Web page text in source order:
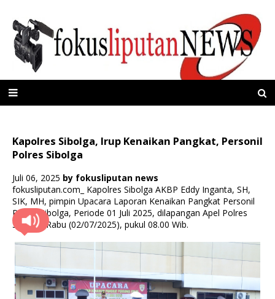
Kapolres Sibolga, Irup Kenaikan Pangkat, Personil
Polres Sibolga
Juli 06, 2025 by fokusliputan news
fokusliputan.com_ Kapolres Sibolga AKBP Eddy Inganta, SH,
SIK, MH, pimpin Upacara Laporan Kenaikan Pangkat Personil
Polres Sibolga, Periode 01 Juli 2025, dilapangan Apel Polres
Sibolga, Rabu (02/07/2025), pukul 08.00 Wib.